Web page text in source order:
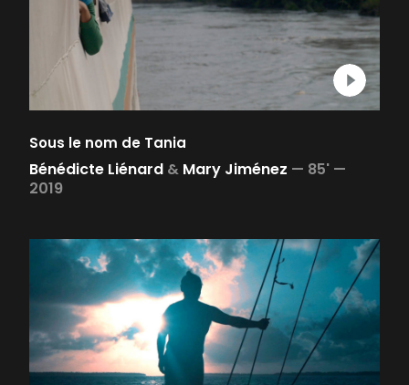
Sous le nom de Tania
Bénédicte Liénard & Mary Jiménez — 85' —
2019